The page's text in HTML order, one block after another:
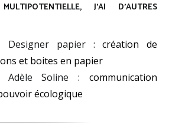
J’AI D’AUTRES
Designer papier: création de
et boites en papier
Adèle Soline : communication
écologique